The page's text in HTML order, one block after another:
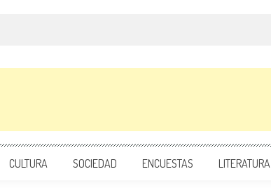
CULTURA SOCIEDAD ENCUESTAS LITERATURA